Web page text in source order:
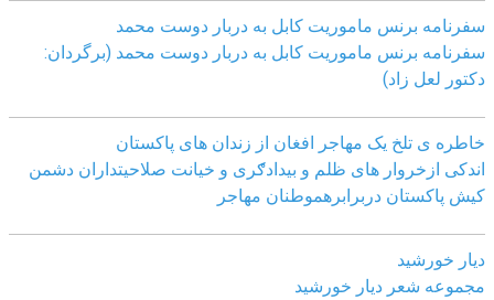
سفرنامه برنس ماموریت کابل به دربار دوست محمد
سفرنامه برنس ماموریت کابل به دربار دوست محمد (برگردان:
دکتور لعل زاد)
خاطره ی تلخ یک مھاجر افغان از زندان ھای پاکستان
اندکی ازخروار ھای ظلم و بیدادګری و خیانت صلاحیتداران دشمن
کیش پاکستان دربرابرھموطنان مھاجر
دیار خورشید
مجموعه شعر دیار خورشید